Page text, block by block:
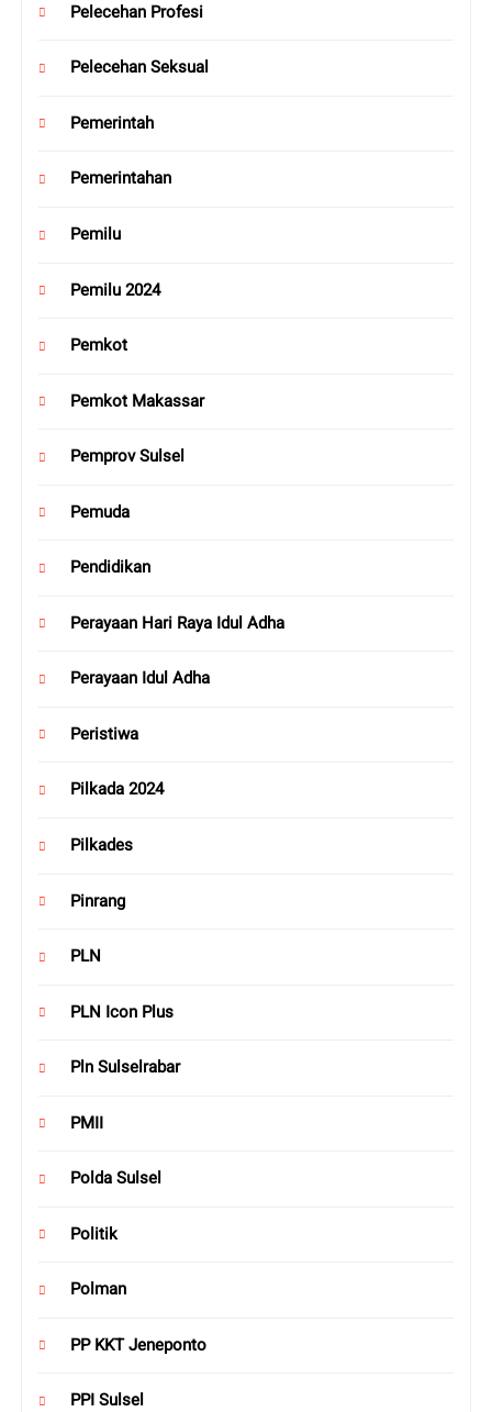
Pelecehan Profesi
Pelecehan Seksual
Pemerintah
Pemerintahan
Pemilu
Pemilu 2024
Pemkot
Pemkot Makassar
Pemprov Sulsel
Pemuda
Pendidikan
Perayaan Hari Raya Idul Adha
Perayaan Idul Adha
Peristiwa
Pilkada 2024
Pilkades
Pinrang
PLN
PLN Icon Plus
Pln Sulselrabar
PMII
Polda Sulsel
Politik
Polman
PP KKT Jeneponto
PPI Sulsel